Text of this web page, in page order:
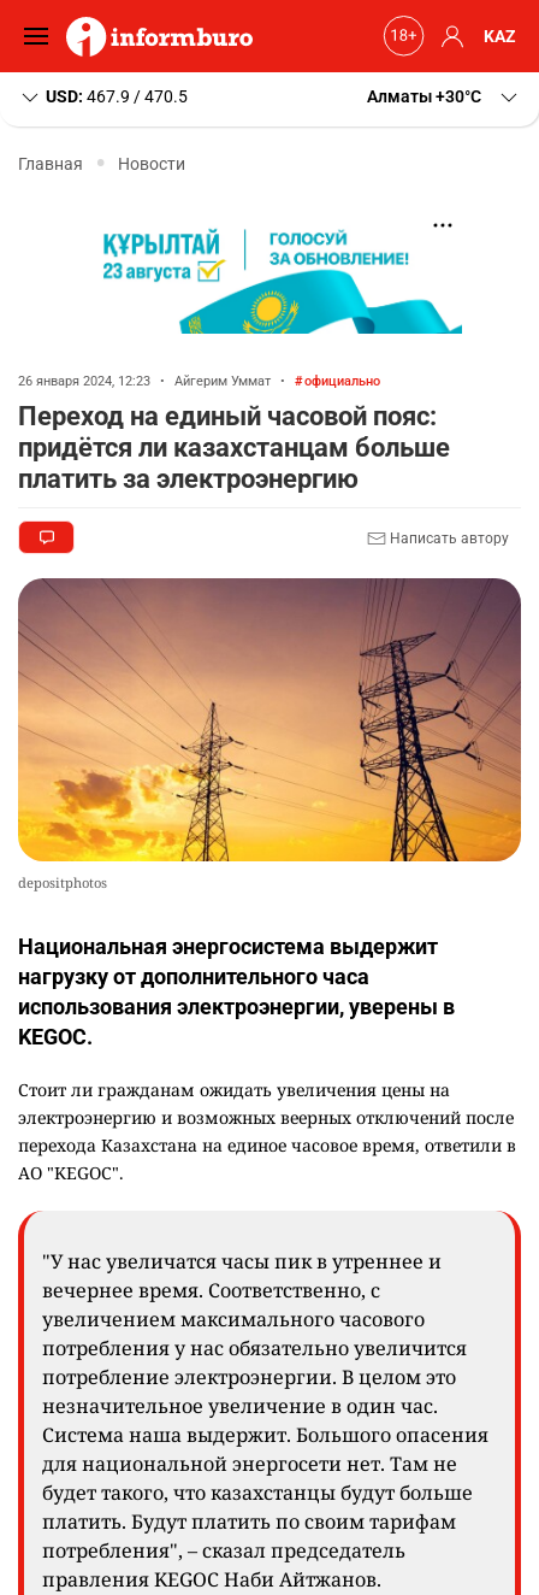
KAZ
USD: 467.9 / 470.5 Алматы+30 C
Главная Новости
26 января 2024, 12:23 • Айгерим Уммат • официально
Переход на единый часовой пояс:
придётся ли казахстанцам больше
платить за электроэнергию
Написать автору
depositphotos
Национальная энергосистема выдержит
нагрузку от дополнительного часа
использования электроэнергии, уверены в
KEGOC.
Стоит ли гражданам ожидать увеличения цены на
электроэнергию и возможных веерных отключений после
перехода Казахстана на единое часовое время, ответили в
АО "KEGOC".
"У нас увеличатся часы пик в утреннее и
вечернее время. Соответственно, с
увеличением максимального часового
потребления у нас обязательно увеличится
потребление электроэнергии. В целом это
незначительное увеличение в один час.
Система наша выдержит. Большого опасения
для национальной энергосети нет. Там не
будет такого, что казахстанцы будут больше
платить. Будут платить по своим тарифам
потребления", – сказал председатель
правления KEGOC Наби Айтжанов.